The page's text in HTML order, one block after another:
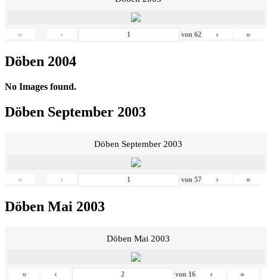
« ‹ von 62 › »
Döben 2004
No Images found.
Döben September 2003
Döben September 2003
« ‹ von 57 › »
Döben Mai 2003
Döben Mai 2003
« ‹ von 16 › »